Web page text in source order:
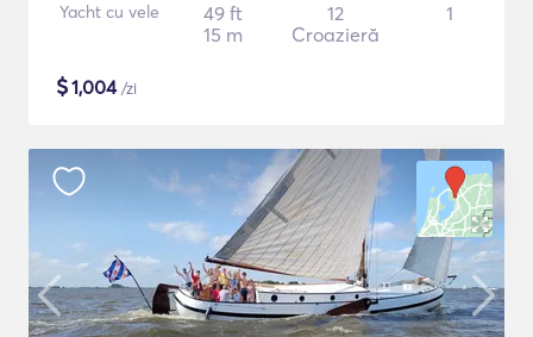
Yacht cu vele
49 ft
15 m
12
Croazieră
1
$1,004/zi